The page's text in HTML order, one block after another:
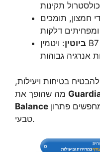
חמצון, תומכים
ביוטין: ויטמין B7 התומך בתהליכים מטבוליים
בטיחות ויעילות,
Balance
טבעי.